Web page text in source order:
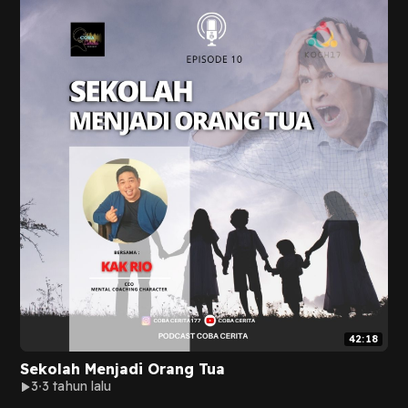
42:18
Sekolah Menjadi Orang Tua
3 3 tahun lalu